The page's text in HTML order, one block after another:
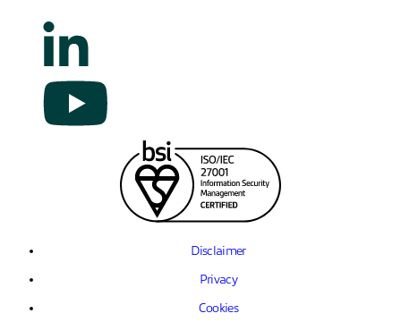
Disclaimer
Privacy
Cookies